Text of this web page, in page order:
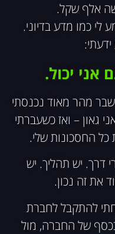
אלף שקל.
כמו מדע בדיוני.
אני יכול.
מהר מאוד נכנסתי
גאון – ואז כשעברתי
החסכונות שלי.
דרך. יש תהליך. יש
את זה נכון.
להתקבל לחברת
של החברה, מול